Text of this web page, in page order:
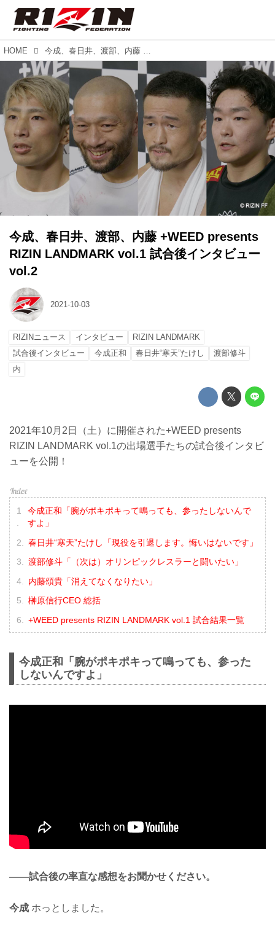
HOME 今成、春日井、渡部、内藤 +WEED presents RIZIN LANDMARK vol.1 試合後インタビュー vol.2
今成、春日井、渡部、内藤 +WEED presents
RIZIN LANDMARK vol.1 試合後インタビュー
vol.2
2021-10-03
RIZINニュース インタビュー
RIZIN LANDMARK
試合後インタビュー
今成正和 春日井“寒天”たけし
渡部修斗
内
2021年10月2日（土）に開催された+WEED presents
RIZIN LANDMARK vol.1の出場選手たちの試合後インタビ
ューを公開！
今成正和「腕がポキポキって鳴っても、参ったしないんで
すよ」
春日井“寒天”たけし「現役を引退します。悔いはないです」
渡部修斗「（次は）オリンピックレスラーと闘いたい」
内藤頌貴「消えてなくなりたい」
榊原信行CEO 総括
+WEED presents RIZIN LANDMARK vol.1 試合結果一覧
今成正和「腕がポキポキって鳴っても、参った
しないんですよ」
——試合後の率直な感想をお聞かせください。
今成 ホっとしました。